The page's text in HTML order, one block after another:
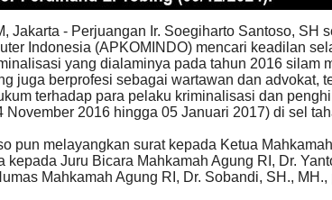
Jakarta - Perjuangan Ir. Soegiharto Santoso, SH
Indonesia (APKOMINDO) mencari keadilan
yang dialaminya pada tahun 2016 silam
juga berprofesi sebagai wartawan dan advokat,
terhadap para pelaku kriminalisasi dan
November 2016 hingga 05 Januari 2017) di sel
pun melayangkan surat kepada Ketua
kepada Juru Bicara Mahkamah Agung RI, Dr.
Mahkamah Agung RI, Dr. Sobandi, SH.,